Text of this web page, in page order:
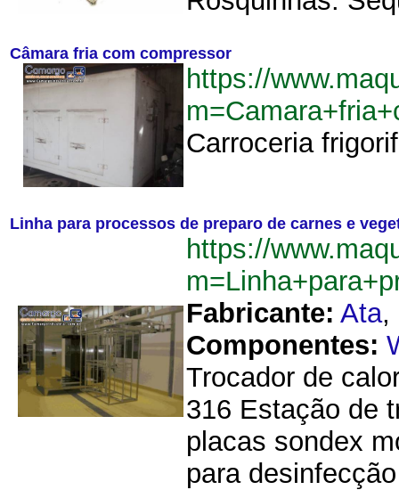
Câmara fria com compressor
https://
Carroceria
Linha para processos de preparo de carnes e
https://
Fabricante: Ata,
Componentes:
Trocador de
316 Estação de
placas sondex
para